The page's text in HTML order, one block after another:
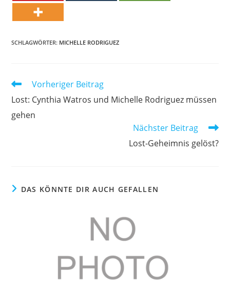
SCHLAGWÖRTER: MICHELLE RODRIGUEZ
Weitere
ansehen
Vorheriger Beitrag
Lost: Cynthia Watros und Michelle Rodriguez müssen
gehen
Nächster Beitrag
Lost-Geheimnis gelöst?
DAS KÖNNTE DIR AUCH GEFALLEN